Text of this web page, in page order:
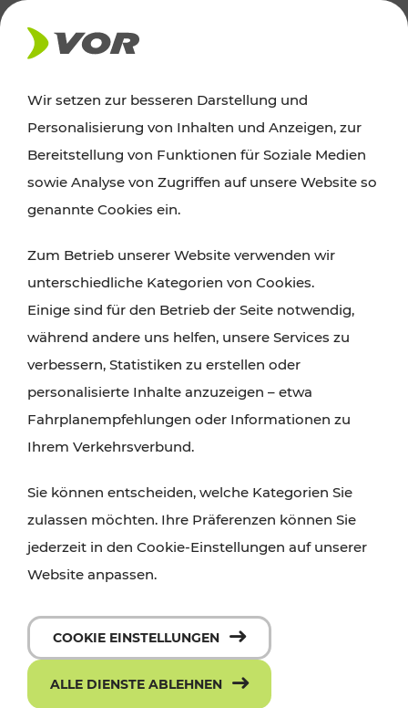
AKTUELLES
News
Alle wichtigen Meldungen zu Fahrplanänderungen,
finden Sie hier im Überblick.
Wir setzen zur besseren Darstellung und
Personalisierung von Inhalten und Anzeigen, zur
Bereitstellung von Funktionen für Soziale Medien
sowie Analyse von Zugriffen auf unsere Website so
genannte Cookies ein.
Zum Betrieb unserer Website verwenden wir
unterschiedliche Kategorien von Cookies.
Einige sind für den Betrieb der Seite notwendig,
während andere uns helfen, unsere Services zu
verbessern, Statistiken zu erstellen oder
personalisierte Inhalte anzuzeigen – etwa
Fahrplanempfehlungen oder Informationen zu
Ihrem Verkehrsverbund.
Sie können entscheiden, welche Kategorien Sie
zulassen möchten. Ihre Präferenzen können Sie
jederzeit in den Cookie-Einstellungen auf unserer
Website anpassen.
COOKIE EINSTELLUNGEN
ALLE DIENSTE ABLEHNEN